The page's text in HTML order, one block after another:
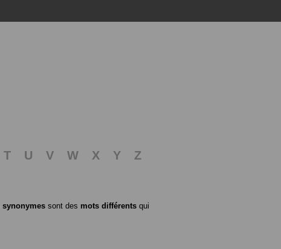
T U V W X Y
Z
synonymes sont des mots différents qui